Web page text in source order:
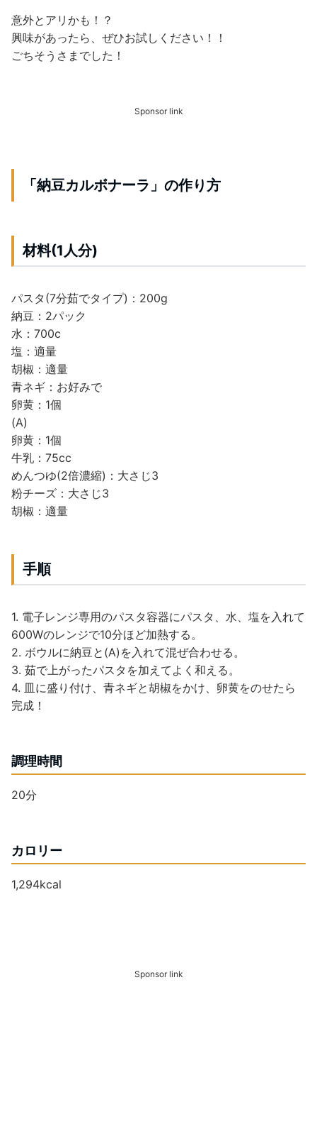
意外とアリかも！？
興味があったら、ぜひお試しください！！
ごちそうさまでした！
Sponsor link
「納豆カルボナーラ」の作り方
材料(1人分)
パスタ(7分茹でタイプ)：200g
納豆：2パック
水：700c
塩：適量
胡椒：適量
青ネギ：お好みで
卵黄：1個
(A)
卵黄：1個
牛乳：75cc
めんつゆ(2倍濃縮)：大さじ3
粉チーズ：大さじ3
胡椒：適量
手順
1. 電子レンジ専用のパスタ容器にパスタ、水、塩を入れて
600Wのレンジで10分ほど加熱する。
2. ボウルに納豆と(A)を入れて混ぜ合わせる。
3. 茹で上がったパスタを加えてよく和える。
4. 皿に盛り付け、青ネギと胡椒をかけ、卵黄をのせたら
完成！
調理時間
20分
カロリー
1,294kcal
Sponsor link